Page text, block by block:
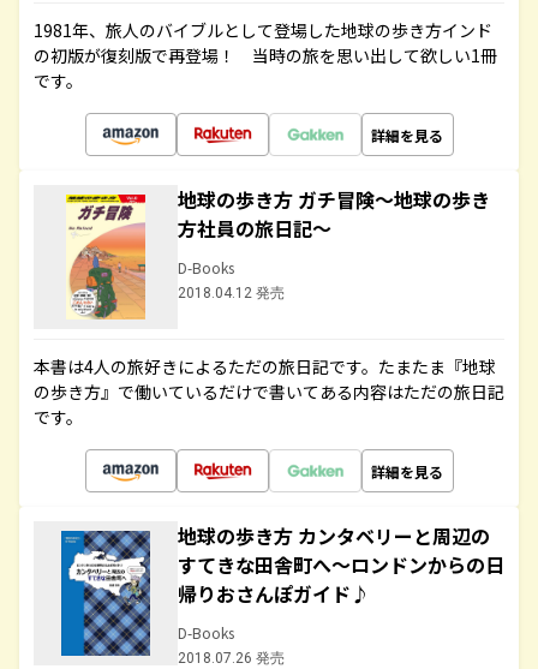
1981年、旅人のバイブルとして登場した地球の歩き方インド
の初版が復刻版で再登場！ 当時の旅を思い出して欲しい1冊
です。
詳細を見る
地球の歩き方 ガチ冒険～地球の歩き
方社員の旅日記～
D-Books
2018.04.12 発売
本書は4人の旅好きによるただの旅日記です。たまたま『地球
の歩き方』で働いているだけで書いてある内容はただの旅日記
です。
詳細を見る
地球の歩き方 カンタベリーと周辺の
すてきな田舎町へ～ロンドンからの日
帰りおさんぽガイド♪
D-Books
2018.07.26 発売